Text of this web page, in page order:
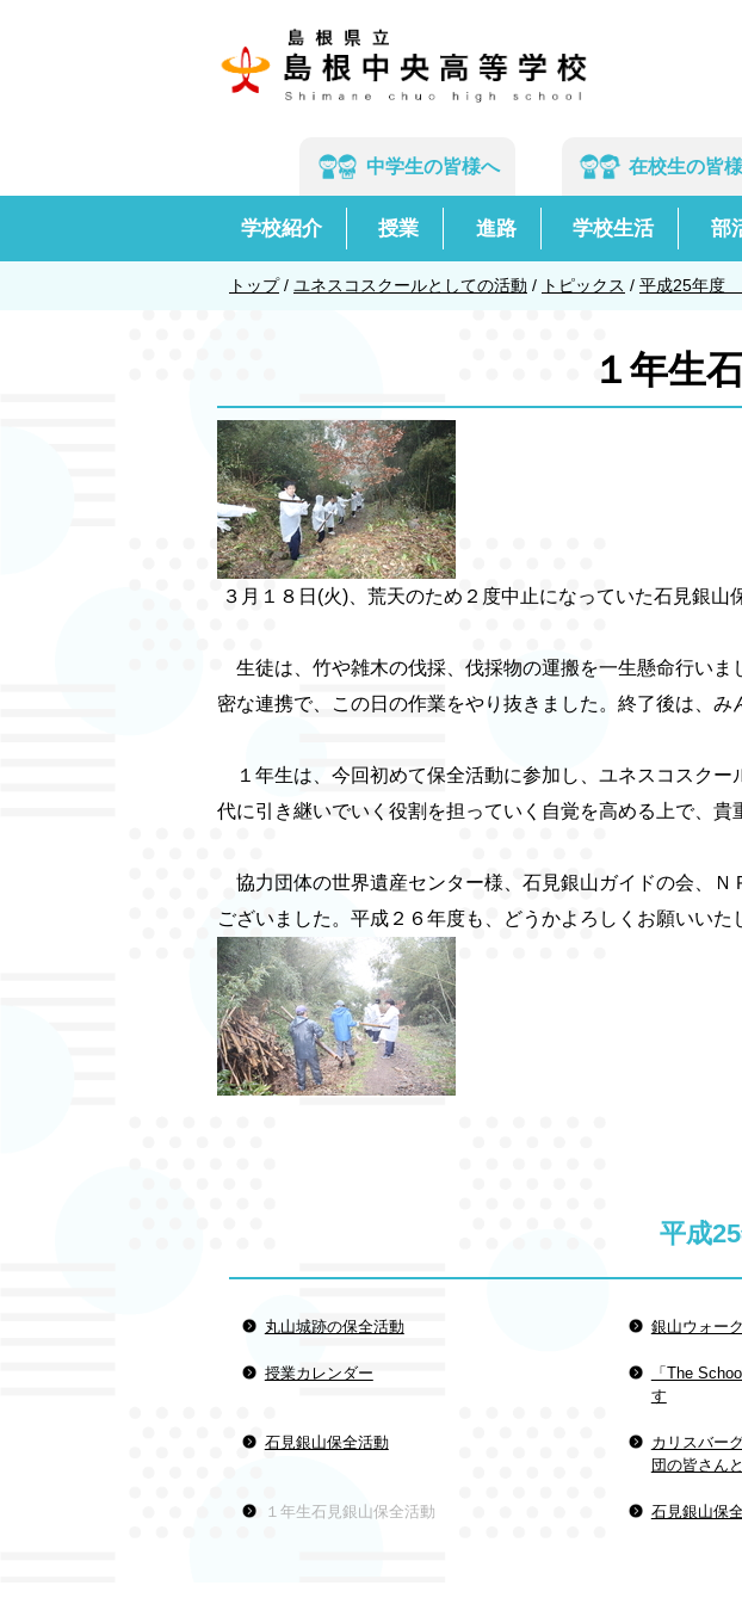
中学生の皆様へ 在校生の皆
学校紹介 授業 進路 学校生活 部
現
トップ/ ユネスコスクールとしての活動 / トピックス / 平成25年度
１年生
３月１８日(火)、荒天のため２度中止になっていた石見銀山
生徒は、竹や雑木の伐採、伐採物の運搬を一生懸命行いま
密な連携で、この日の作業をやり抜きました。終了後は、み
１年生は、今回初めて保全活動に参加し、ユネスコスク
代に引き継いでいく役割を担っていく自覚を高める上で、貴
協力団体の世界遺産センター様、石見銀山ガイドの会、Ｎ
ございました。平成２６年度も、どうかよろしくお願いいた
平成
丸山城跡の保全活動 銀山ウォーク
授業カレンダー
「The
す
石見銀山保全活動
カリスバー
団の皆さん
１年生石見銀山保全活動 石見銀山保